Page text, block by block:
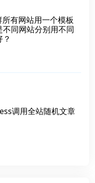
所有网站用一个模板
不同网站分别用不同
调用全站随机文章